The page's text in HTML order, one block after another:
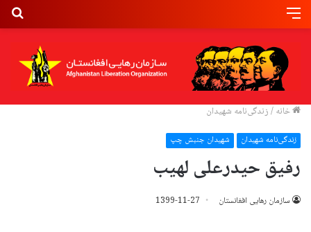
خانه/زندگی‌نامه شهیدان
زندگی‌نامه شهیدان شهیدان جنبش چپ
رفیق حیدرعلی لهیب
سازمان رهایی افغانستان 1399-11-27